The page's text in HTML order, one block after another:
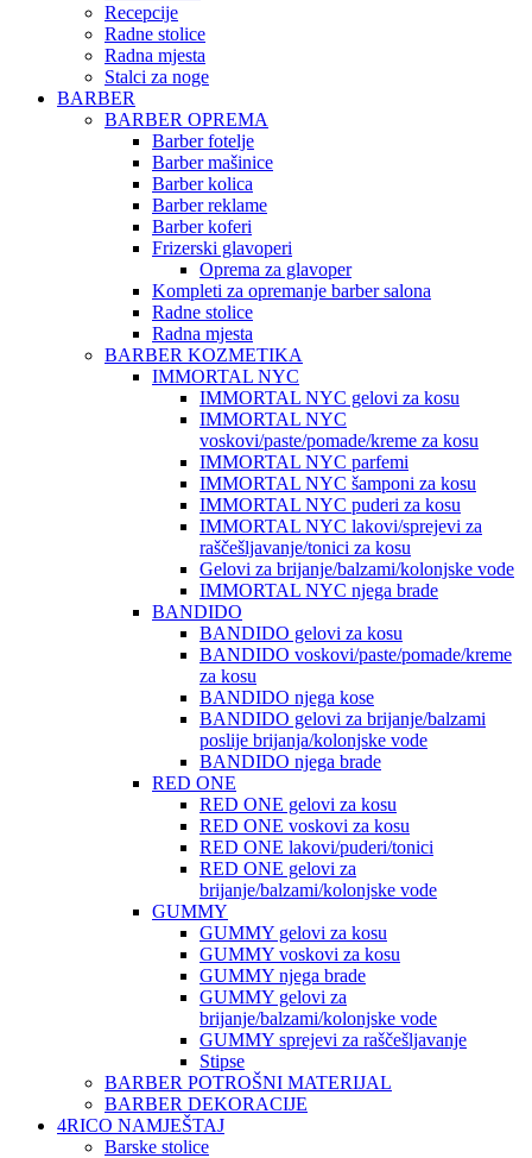
Recepcije
Radne stolice
Radna mjesta
Stalci za noge
BARBER
BARBER OPREMA
Barber fotelje
Barber mašinice
Barber kolica
Barber reklame
Barber koferi
Frizerski glavoperi
Oprema za glavoper
Kompleti za opremanje barber salona
Radne stolice
Radna mjesta
BARBER KOZMETIKA
IMMORTAL NYC
IMMORTAL NYC gelovi za kosu
IMMORTAL NYC
voskovi/paste/pomade/kreme za kosu
IMMORTAL NYC parfemi
IMMORTAL NYC šamponi za kosu
IMMORTAL NYC puderi za kosu
IMMORTAL NYC lakovi/sprejevi za
raščešljavanje/tonici za kosu
Gelovi za brijanje/balzami/kolonjske vode
IMMORTAL NYC njega brade
BANDIDO
BANDIDO gelovi za kosu
BANDIDO voskovi/paste/pomade/kreme
za kosu
BANDIDO njega kose
BANDIDO gelovi za brijanje/balzami
poslije brijanja/kolonjske vode
BANDIDO njega brade
RED ONE
RED ONE gelovi za kosu
RED ONE voskovi za kosu
RED ONE lakovi/puderi/tonici
RED ONE gelovi za
brijanje/balzami/kolonjske vode
GUMMY
GUMMY gelovi za kosu
GUMMY voskovi za kosu
GUMMY njega brade
GUMMY gelovi za
brijanje/balzami/kolonjske vode
GUMMY sprejevi za raščešljavanje
Stipse
BARBER POTROŠNI MATERIJAL
BARBER DEKORACIJE
4RICO NAMJEŠTAJ
Barske stolice